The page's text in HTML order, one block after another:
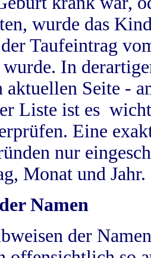
wurde das
der Taufeintrag
In
aktuellen Seite -
Liste ist es
Eine
nur
Monat und Jahr.
Namen
der